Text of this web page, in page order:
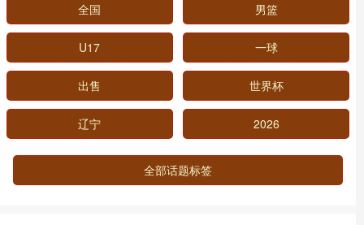
全国 男篮
U17 一球
出售 世界杯
辽宁 2026
全部话题标签